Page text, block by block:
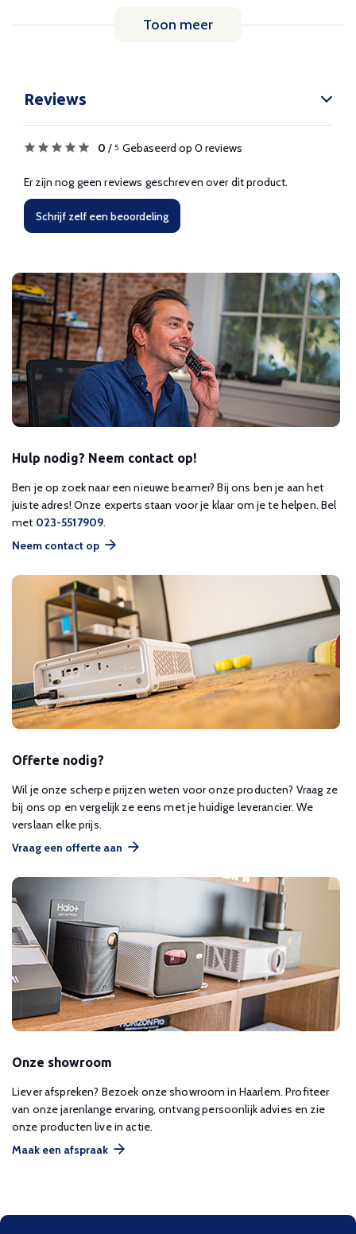
Toon meer
Reviews
0 / 5 Gebaseerd op 0 reviews
Er zijn nog geen reviews geschreven over dit product.
Schrijf zelf een beoordeling
Hulp nodig? Neem contact op!
Ben je op zoek naar een nieuwe beamer? Bij ons ben je aan het
juiste adres! Onze experts staan voor je klaar om je te helpen. Bel
met 023-5517909.
Neem contact op
Offerte nodig?
Wil je onze scherpe prijzen weten voor onze producten? Vraag ze
bij ons op en vergelijk ze eens met je huidige leverancier. We
verslaan elke prijs.
Vraag een offerte aan
Onze showroom
Liever afspreken? Bezoek onze showroom in Haarlem. Profiteer
van onze jarenlange ervaring, ontvang persoonlijk advies en zie
onze producten live in actie.
Maak een afspraak